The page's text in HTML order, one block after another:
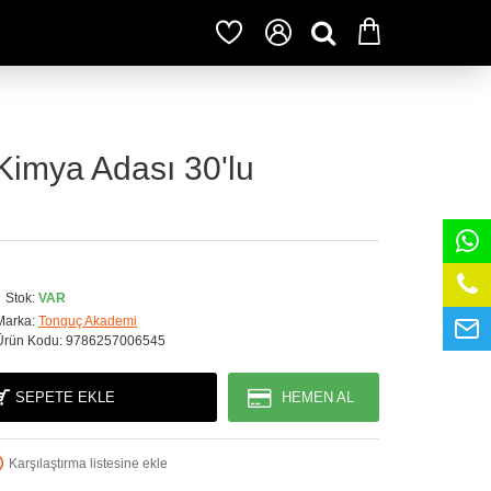
Adası 30'lu
Stok: VAR
Tonguç Akademi
Kodu: 9786257006545
SEPETE EKLE HEMEN AL
Karşılaştırma listesine ekle